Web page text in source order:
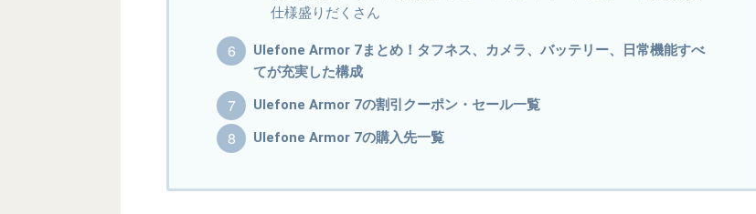
仕様盛りだくさん
Ulefone Armor 7まとめ！タフネス、カメラ、バッテリー、日常機能すべ
てが充実した構成
Ulefone Armor 7の割引クーポン・セール一覧
Ulefone Armor 7の購入先一覧